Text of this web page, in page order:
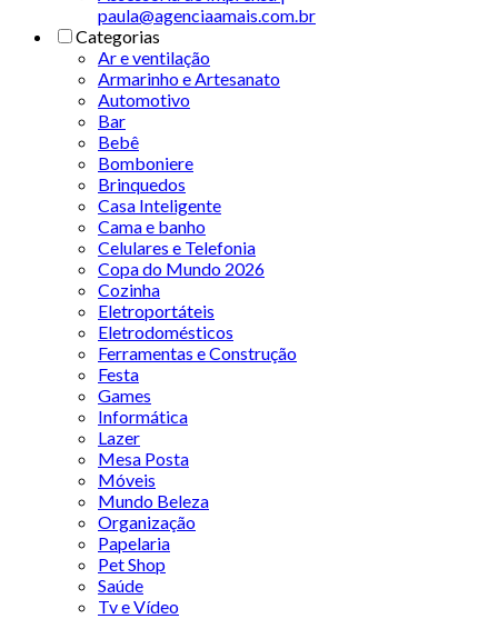
paula@agenciaamais.com.br
Categorias
Ar e ventilação
Armarinho e Artesanato
Automotivo
Bar
Bebê
Bomboniere
Brinquedos
Casa Inteligente
Cama e banho
Celulares e Telefonia
Copa do Mundo 2026
Cozinha
Eletroportáteis
Eletrodomésticos
Ferramentas e Construção
Festa
Games
Informática
Lazer
Mesa Posta
Móveis
Mundo Beleza
Organização
Papelaria
Pet Shop
Saúde
Tv e Vídeo